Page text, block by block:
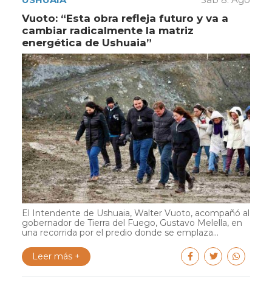
Vuoto: “Esta obra refleja futuro y va a
cambiar radicalmente la matriz
energética de Ushuaia”
El Intendente de Ushuaia, Walter Vuoto, acompañó al
gobernador de Tierra del Fuego, Gustavo Melella, en
una recorrida por el predio donde se emplaza...
Leer más +